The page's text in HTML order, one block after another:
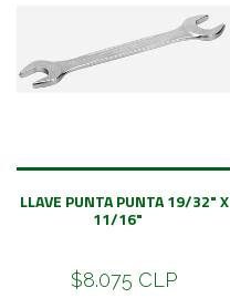
LLAVE PUNTA PUNTA 19/32" X
11/16"
$8.075 CLP